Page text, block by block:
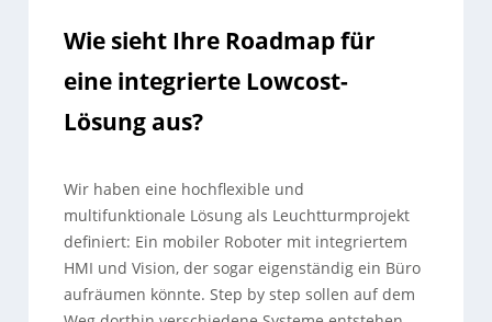
Wie sieht Ihre Roadmap für
eine integrierte Lowcost-
Lösung aus?
Wir haben eine hochflexible und
multifunktionale Lösung als Leuchtturmprojekt
definiert: Ein mobiler Roboter mit integriertem
HMI und Vision, der sogar eigenständig ein Büro
aufräumen könnte. Step by step sollen auf dem